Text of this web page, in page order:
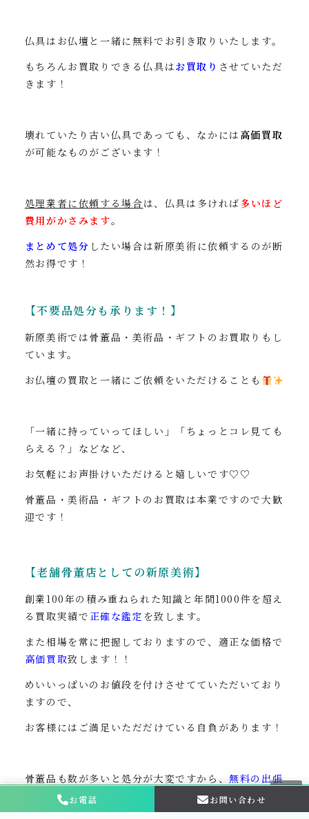
仏具はお仏壇と一緒に無料でお引き取りいたします。
もちろんお買取りできる仏具はお買取り させていただ
きます！
壊れていたり古い仏具であっても、なかには 高価買取
が可能なものがございます！
処理業者に依頼する場合は、仏具は多ければ多いほど
費用がかさみます。
まとめて処分 したい場合は新原美術に依頼するのが断
然お得です！
【不要品処分も承ります！】
新原美術では骨董品・美術品・ギフトのお買取りもし
ています。
お仏壇の買取と一緒にご依頼をいただけることも
「一緒に持っていってほしい」「ちょっとコレ見ても
らえる？」などなど、
お気軽にお声掛けいただけると嬉しいです♡♡
骨董品・美術品・ギフトのお買取は本業ですので大歓
迎です！
【老舗骨董店としての新原美術】
創業100年の積み重ねられた知識と年間1000件を超え
る買取実績で 正確な鑑定 を致します。
また相場を常に把握しておりますので、適正な価格で
高価買取致します！！
めいいっぱいのお値段を付けさせてていただいており
ますので、
お客様にはご満足いただだけている自負があります！
骨董品も数が多いと処分が大変ですから、無料の出張
はお喜びいただけているようで、
お問い合わせ・ 相談はこちら
お電話 お問い合わせ